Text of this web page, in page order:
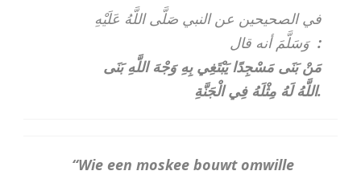
في الصحيحين عن النبي صَلَّى اللَّهُ عَلَيْهِ
وَسَلَّمَ أنه قال:
اللَّهُ لَهُ مِثْلَهُ فِي الْجَنَّةِ.
“Wie een moskee bouwt omwille